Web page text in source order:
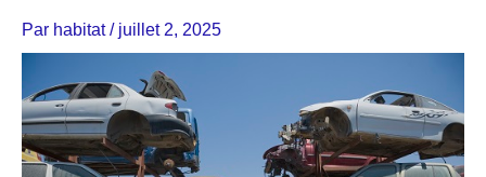
Par habitat/ juillet 2, 2025